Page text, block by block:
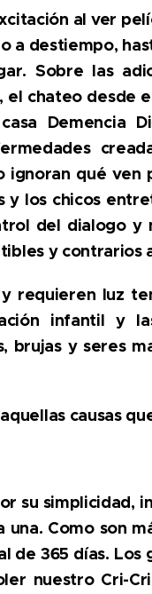
al ver
a destiempo,
Sobre las
chateo desde
Demencia
ignoran qué
y los chicos
del dialogo y
y contrarios
requieren luz
infantil y
brujas y seres
causas
su simplicidad,
Como son
de 365 días.
nuestro Cri-